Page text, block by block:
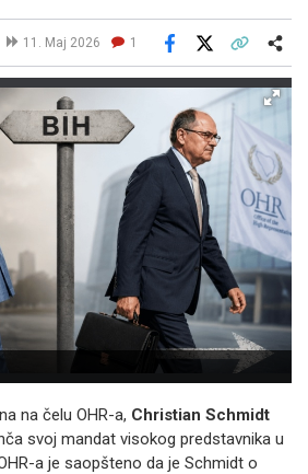
11. Maj 2026 1
Facebook
na čelu OHR-a, Christian Schmidt
svoj mandat visokog predstavnika u
a je saopšteno da je Schmidt o